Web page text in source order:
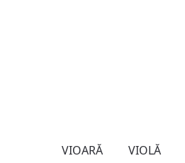
VIOARĂ VIOLĂ